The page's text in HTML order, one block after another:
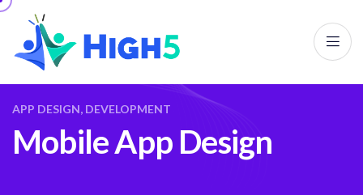
APP DESIGN, DEVELOPMENT
Mobile App Design